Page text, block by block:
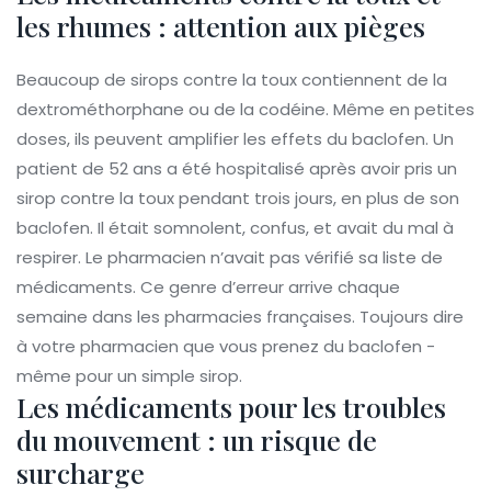
les rhumes : attention aux pièges
Beaucoup de sirops contre la toux contiennent de la
dextrométhorphane ou de la codéine. Même en petites
doses, ils peuvent amplifier les effets du baclofen. Un
patient de 52 ans a été hospitalisé après avoir pris un
sirop contre la toux pendant trois jours, en plus de son
baclofen. Il était somnolent, confus, et avait du mal à
respirer. Le pharmacien n’avait pas vérifié sa liste de
médicaments. Ce genre d’erreur arrive chaque
semaine dans les pharmacies françaises. Toujours dire
à votre pharmacien que vous prenez du baclofen -
même pour un simple sirop.
Les médicaments pour les troubles
du mouvement : un risque de
surcharge